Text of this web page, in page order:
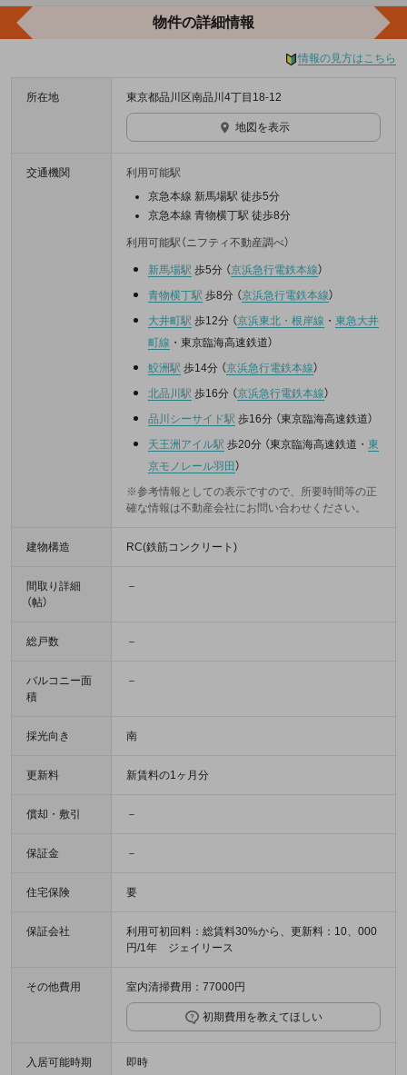
物件の詳細情報
情報の見方はこちら
所在地 東京都品川区南品川4丁目18-12
地図を表示
交通機関
利用可能駅
京急本線 新馬場駅 徒歩5分
京急本線 青物横丁駅 徒歩8分
利用可能駅（ニフティ不動産調べ）
新馬場駅 歩5分 （京浜急行電鉄本線）
青物横丁駅 歩8分 （京浜急行電鉄本線）
大井町駅 歩12分 （京浜東北・根岸線 ・ 東急大井
町線 ・ 東京臨海高速鉄道）
鮫洲駅 歩14分 （京浜急行電鉄本線）
北品川駅 歩16分 （京浜急行電鉄本線）
品川シーサイド駅 歩16分 （東京臨海高速鉄道）
天王洲アイル駅 歩20分 （東京臨海高速鉄道 ・ 東
京モノレール羽田 ）
※参考情報としての表示ですので、所要時間等の正
確な情報は不動産会社にお問い合わせください。
建物構造 RC(鉄筋コンクリート)
間取り詳細
（帖）
－
総戸数 －
バルコニー面
積
－
採光向き 南
更新料 新賃料の1ヶ月分
償却・敷引 －
保証金 －
住宅保険 要
保証会社
利用可初回料：総賃料30%から、更新料：10、000
円/1年 ジェイリース
その他費用 室内清掃費用：77000円
初期費用を教えてほしい
入居可能時期 即時